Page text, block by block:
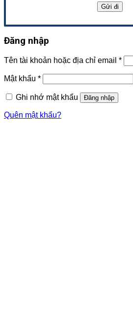
Đăng nhập
Tên tài khoản hoặc địa chỉ email *
Mật khẩu *
Ghi nhớ mật khẩu Đăng nhập
Quên mật khẩu?